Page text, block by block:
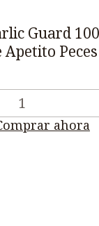
Guard
Peces
ahora